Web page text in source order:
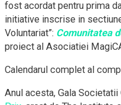
fost acordat pentru prima
initiative inscrise in
Voluntariat”: Comunitatea
proiect al Asociatiei
Calendarul complet al
Anul acesta, Gala